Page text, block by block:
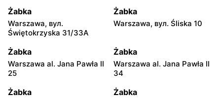
Żabka
Warszawa, вул.
Świętokrzyska 31/33A
Żabka
Warszawa, вул. Śliska 10
Żabka
Warszawa al. Jana Pawła II
25
Żabka
Warszawa al. Jana Pawła II
34
Żabka Żabka